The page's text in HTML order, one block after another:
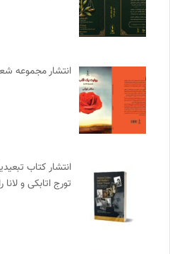
انتشار مجموعه
انتشار کتاب
تورج اتابکی و لانا